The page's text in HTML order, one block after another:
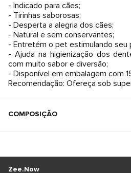
- Indicado para cães;
- Tirinhas saborosas;
- Desperta a alegria dos cães;
- Natural e sem conservantes;
- Entretém o pet estimulando seu
- Ajuda na higienização dos
com muito sabor e diversão;
- Disponível em embalagem com
Recomendação: Ofereça sob
COMPOSIÇÃO
Zee.Now